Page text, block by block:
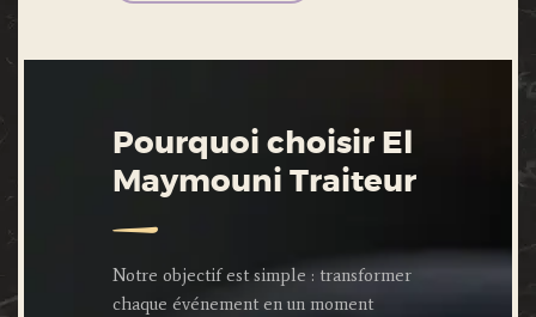
Pourquoi choisir El
Maymouni Traiteur
Notre objectif est simple : transformer
chaque événement en un moment